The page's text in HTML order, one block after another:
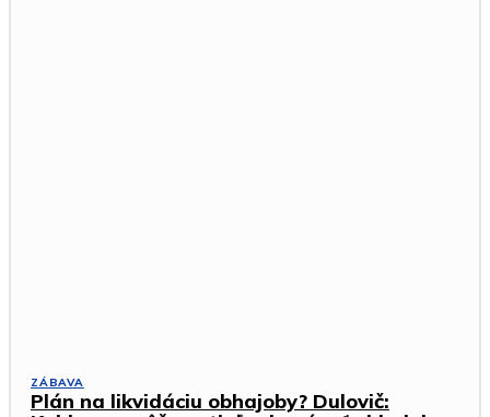
ZÁBAVA
Plán na likvidáciu obhajoby? Dulovič: